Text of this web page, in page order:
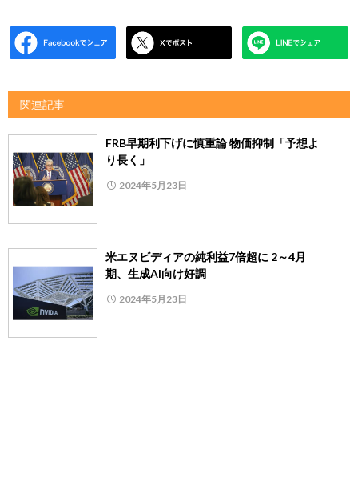
関連記事
FRB早期利下げに慎重論 物価抑制「予想よ
り長く」
2024年5月23日
米エヌビディアの純利益7倍超に 2～4月
期、生成AI向け好調
2024年5月23日